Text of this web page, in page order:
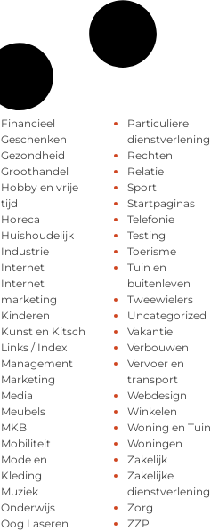
Financieel
Geschenken
Gezondheid
Groothandel
Hobby en vrije
tijd
Horeca
Huishoudelijk
Industrie
Internet
Internet
marketing
Kinderen
Kunst en Kitsch
Links / Index
Management
Marketing
Media
Meubels
MKB
Mobiliteit
Mode en
Kleding
Muziek
Onderwijs
Oog Laseren
Particuliere
dienstverlening
Rechten
Relatie
Sport
Startpaginas
Telefonie
Testing
Toerisme
Tuin en
buitenleven
Tweewielers
Uncategorized
Vakantie
Verbouwen
Vervoer en
transport
Webdesign
Winkelen
Woning en Tuin
Woningen
Zakelijk
Zakelijke
dienstverlening
Zorg
ZZP